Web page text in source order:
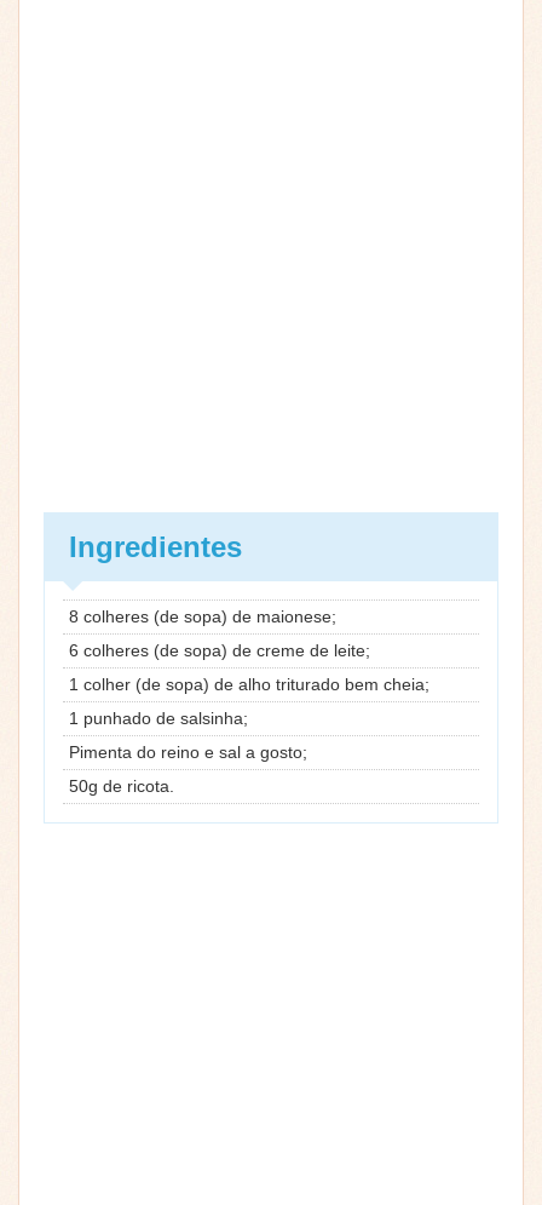
Ingredientes
8 colheres (de sopa) de maionese;
6 colheres (de sopa) de creme de leite;
1 colher (de sopa) de alho triturado bem cheia;
1 punhado de salsinha;
Pimenta do reino e sal a gosto;
50g de ricota.